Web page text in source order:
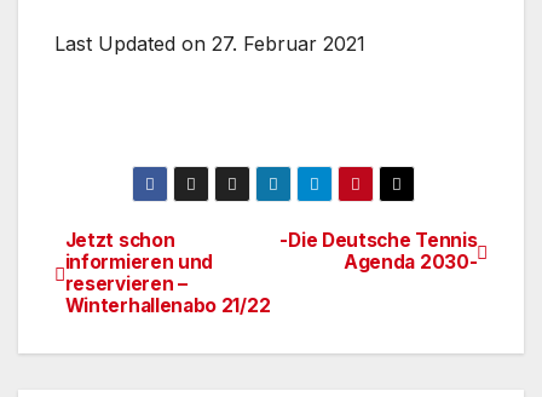
Last Updated on 27. Februar 2021
Beitragsnavigation
-Die Deutsche Tennis
Agenda 2030-
Jetzt schon
informieren und
reservieren –
Winterhallenabo 21/22